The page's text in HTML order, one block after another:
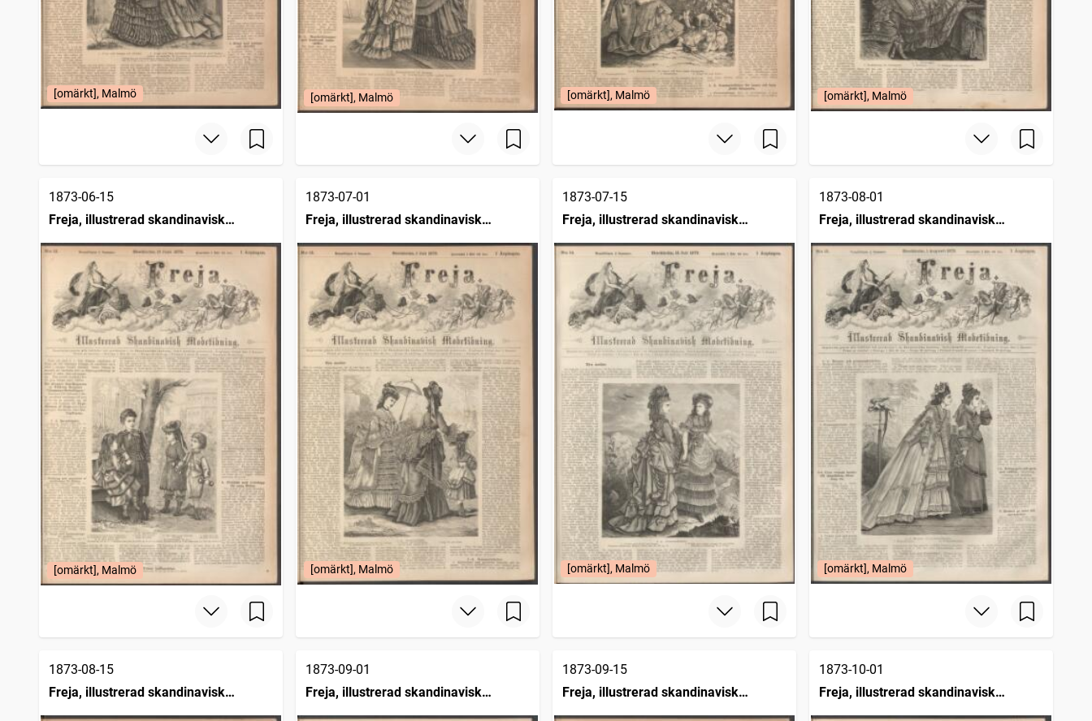
[omärkt], Malmö [omärkt], Malmö [omärkt], Malmö [omärkt], Malmö
1873-06-15
Freja, illustrerad skandinavisk
[omärkt], Malmö
1873-07-01
Freja, illustrerad skandinavisk
[omärkt], Malmö
1873-07-15
Freja, illustrerad skandinavisk
[omärkt], Malmö
1873-08-01
Freja, illustrerad skandinavisk
[omärkt], Malmö
1873-08-15
Freja, illustrerad skandinavisk
modetidning
1873-09-01
Freja, illustrerad skandinavisk
modetidning
1873-09-15
Freja, illustrerad skandinavisk
modetidning
1873-10-01
Freja, illustrerad skandinavisk
modetidning